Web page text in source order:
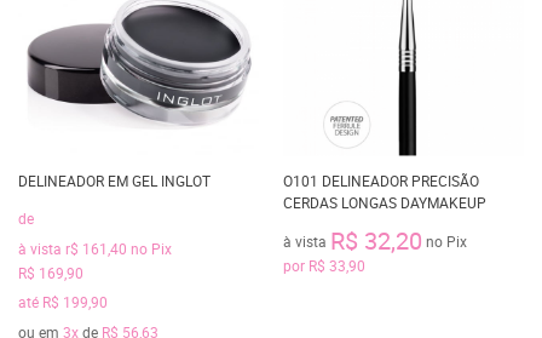
DELINEADOR EM GEL INGLOT
de
à vista r$ 161,40 no Pix
R$ 169,90
até R$ 199,90
ou em 3xde R$ 56,63
O101 DELINEADOR PRECISÃO
CERDAS LONGAS DAYMAKEUP
à vista R$ 32,20 no Pix
por R$ 33,90